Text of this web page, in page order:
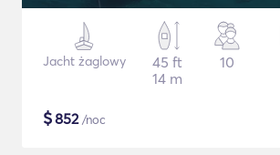
Jacht żaglowy
45 ft
14 m
10
$852/noc